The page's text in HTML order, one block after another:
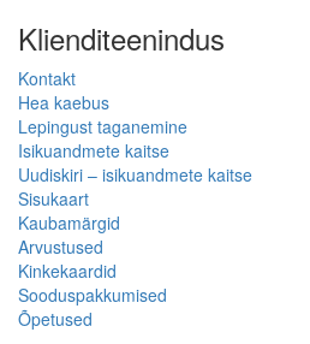
Klienditeenindus
Kontakt
Hea kaebus
Lepingust taganemine
Isikuandmete kaitse
Uudiskiri – isikuandmete kaitse
Sisukaart
Kaubamärgid
Arvustused
Kinkekaardid
Sooduspakkumised
Õpetused